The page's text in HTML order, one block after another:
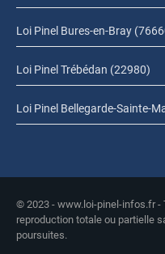
Loi Pinel Bures-en-Bray
Loi Pinel Trébédan (22980)
Loi Pinel Bellegarde-Sainte-
© 2023 - www.loi-pinel-infos.fr -
reproduction totale ou partielle
poursuites.